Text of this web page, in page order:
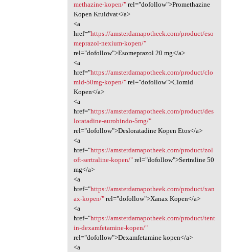
methazine-kopen/"rel="dofollow">Promethazine
Kopen Kruidvat</a>
<a
href="https://amsterdamapotheek.com/product/eso
meprazol-nexium-kopen/"
rel="dofollow">Esomeprazol 20 mg</a>
<a
href="https://amsterdamapotheek.com/product/clo
mid-50mg-kopen/"rel="dofollow">Clomid
Kopen</a>
<a
href="https://amsterdamapotheek.com/product/des
loratadine-aurobindo-5mg/"
rel="dofollow">Desloratadine Kopen Etos</a>
<a
href="https://amsterdamapotheek.com/product/zol
oft-sertraline-kopen/"rel="dofollow">Sertraline 50
mg</a>
<a
href="https://amsterdamapotheek.com/product/xan
ax-kopen/"rel="dofollow">Xanax Kopen</a>
<a
href="https://amsterdamapotheek.com/product/tent
in-dexamfetamine-kopen/"
rel="dofollow">Dexamfetamine kopen</a>
<a